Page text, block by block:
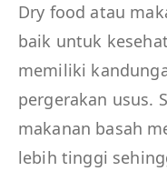
Dry food atau
baik untuk
memiliki
pergerakan usus.
makanan basah
lebih tinggi